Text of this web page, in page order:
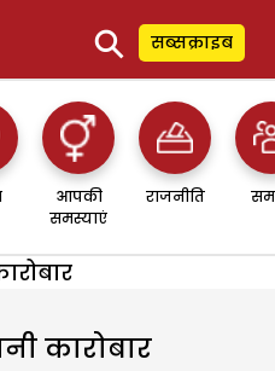
⚲ सब्सक्राइब
आपकी
समस्याएं
राजनीति
कारोबार